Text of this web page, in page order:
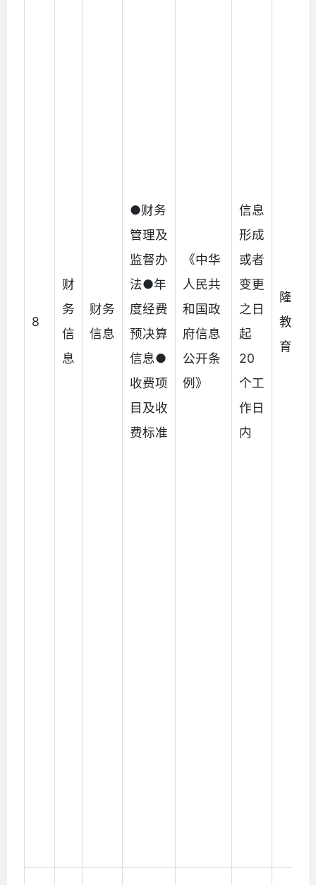
8
财
务
信
息
财务
信息
●财务
管理及
监督办
法●年
度经费
预决算
信息●
收费项
目及收
费标准
《中华
人民共
和国政
府信息
公开条
例》
信息
形成
或者
变更
之日
起
20
个工
作日
内
隆阳
教育
育局